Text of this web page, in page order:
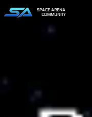
SPACE ARENA
COMMUNITY